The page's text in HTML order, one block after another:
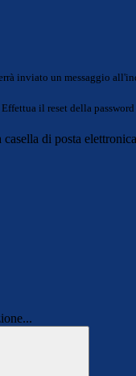
inviato un messaggio
il reset della
di posta